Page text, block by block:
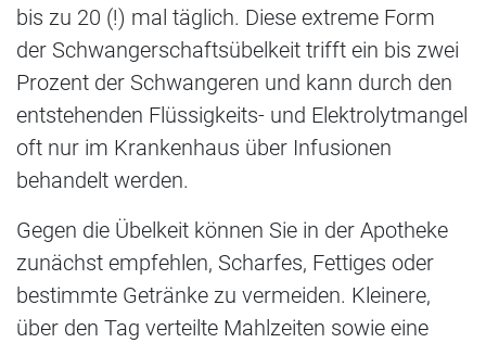
bis zu 20 (!) mal täglich. Diese extreme Form
der Schwangerschaftsübelkeit trifft ein bis zwei
Prozent der Schwangeren und kann durch den
entstehenden Flüssigkeits- und Elektrolytmangel
oft nur im Krankenhaus über Infusionen
behandelt werden.
Gegen die Übelkeit können Sie in der Apotheke
zunächst empfehlen, Scharfes, Fettiges oder
bestimmte Getränke zu vermeiden. Kleinere,
über den Tag verteilte Mahlzeiten sowie eine